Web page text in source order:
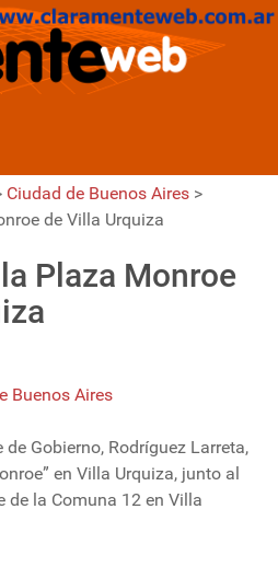
Ciudad de Buenos Aires >
de Villa Urquiza
Plaza Monroe
Buenos Aires
Gobierno, Rodríguez Larreta,
en Villa Urquiza, junto al
de la Comuna 12 en Villa